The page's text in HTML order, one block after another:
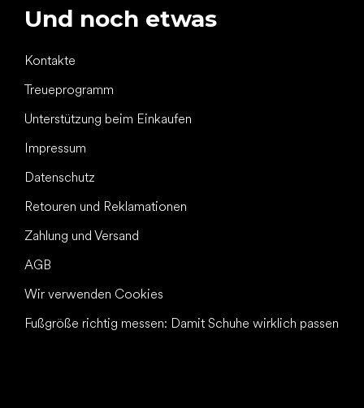
Und noch etwas
Kontakte
Treueprogramm
Unterstützung beim Einkaufen
Impressum
Datenschutz
Retouren und Reklamationen
Zahlung und Versand
AGB
Wir verwenden Cookies
Fußgröße richtig messen: Damit Schuhe wirklich passen